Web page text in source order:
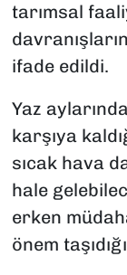
tarımsal
ifade edildi.
Yaz
karşıya
sıcak hava
hale
erken
önem